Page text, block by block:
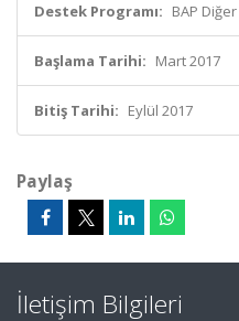
Destek Programı: BAP Diğer
Başlama Tarihi: Mart 2017
Bitiş Tarihi: Eylül 2017
Paylaş
İletişim Bilgileri